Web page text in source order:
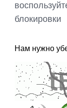
блокировки
Нам нужно